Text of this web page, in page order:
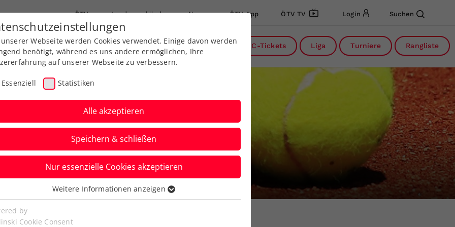
ÖTV Landesverbände News ÖTV App ÖTV TV Login Suchen
Ausbildung Services Über uns DC-Tickets Liga Turniere Rangliste
Impressum
Webseite werden Cookies verwendet. Einige davon werden
benötigt, während es uns andere ermöglichen, Ihre
auf unserer Webseite zu verbessern.
Essenziell Statistiken
Alle akzeptieren
Speichern & schließen
Nur essenzielle Cookies akzeptieren
Cookies werden für grundlegende Funktionen der
benötigt. Dadurch ist gewährleistet, dass die Webseite
Weitere Informationen anzeigen
by
Cookie Consent